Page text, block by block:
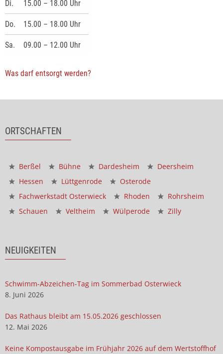
Di. 15.00 – 18.00 Uhr
Do. 15.00 – 18.00 Uhr
Sa. 09.00 – 12.00 Uhr
Was darf entsorgt werden?
ORTSCHAFTEN
Berßel Bühne Dardesheim
Deersheim
Hessen
Lüttgenrode
Osterode
Fachwerkstadt Osterwieck
Rhoden
Rohrsheim
Schauen
Veltheim Wülperode Zilly
NEUIGKEITEN
Schwimm-Abzeichen-Tag im Sommerbad Osterwieck
8. Juni 2026
Das Rathaus bleibt am 15.05.2026 geschlossen
12. Mai 2026
Keine Kompostausgabe im Frühjahr 2026 auf dem Wertstoffhof